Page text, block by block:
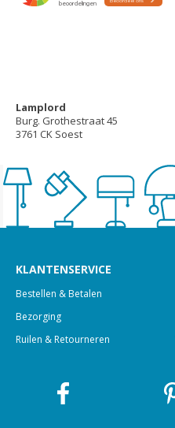
Lamplord
Burg. Grothestraat 45
3761 CK Soest
KLANTENSERVICE
Bestellen & Betalen
Bezorging
Ruilen & Retourneren